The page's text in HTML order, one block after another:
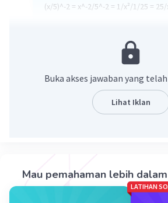
(x/5)^-2 = x^-2/5^-2 = 1/x²/1/25 = 25/
07 Oktober 2023 05:29
Jawaban terverifikasi
Beri Rating·0.0(0) Balas
Buka akses jawaban yang
Lihat Iklan
Mau pemahaman lebih
LATIHAN